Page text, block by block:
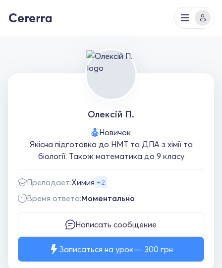
Олексій П.
Новичок
Якісна підготовка до НМТ та ДПА з хімії та
біології. Також математика до 9 класу
Преподает:Химия +2
Время ответа:Моментально
Написать сообщение
Записаться на урок 300 грн